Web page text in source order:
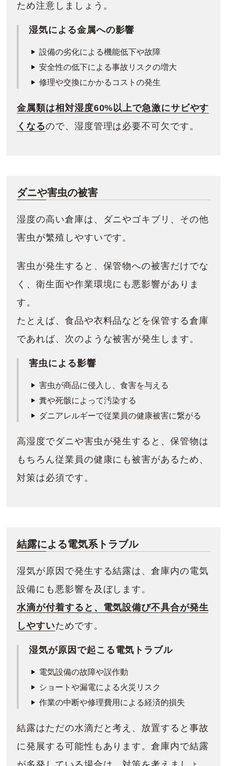
ため注意しましょう。
湿気による金属への影響
設備の劣化による機能低下や故障
安全性の低下による事故リスクの増大
修理や交換にかかるコストの発生
金属類は相対湿度60%以上で急激にサビやす
くなるので、湿度管理は必要不可欠です。
ダニや害虫の被害
湿度の高い倉庫は、ダニやゴキブリ、その他
害虫が繁殖しやすいです。
害虫が発生すると、保管物への被害だけでな
く、衛生面や作業環境にも悪影響がありま
す。
たとえば、食品や衣料品などを保管する倉庫
であれば、次のような被害が発生します。
害虫による影響
害虫が商品に侵入し、食害を与える
糞や死骸によって汚染する
ダニアレルギーで従業員の健康被害に繋がる
高湿度でダニや害虫が発生すると、保管物は
もちろん従業員の健康にも被害があるため、
対策は必須です。
結露による電気系トラブル
湿気が原因で発生する結露は、倉庫内の電気
設備にも悪影響を及ぼします。
水滴が付着すると、電気設備び不具合が発生
しやすいためです。
湿気が原因で起こる電気トラブル
電気設備の故障や誤作動
ショートや漏電による火災リスク
作業の中断や修理費用による経済的損失
結露はただの水滴だと考え、放置すると事故
に発展する可能性もあります。倉庫内で結露